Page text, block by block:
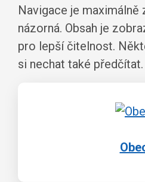
Navigace je maximálně
názorná. Obsah je
pro lepší čitelnost.
si nechat také předčítat.